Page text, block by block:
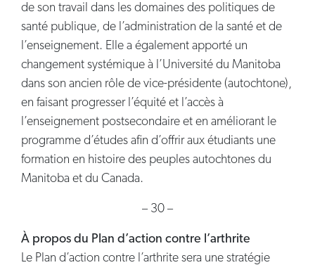
de son travail dans les domaines des politiques de
santé publique, de l’administration de la santé et de
l’enseignement. Elle a également apporté un
changement systémique à l’Université du Manitoba
dans son ancien rôle de vice-présidente (autochtone),
en faisant progresser l’équité et l’accès à
l’enseignement postsecondaire et en améliorant le
programme d’études afin d’offrir aux étudiants une
formation en histoire des peuples autochtones du
Manitoba et du Canada.
– 30 –
À propos du Plan d’action contre l’arthrite
Le Plan d’action contre l’arthrite sera une stratégie